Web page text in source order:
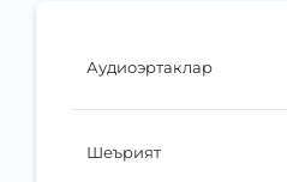
Аудиоэртаклар
Шеърият